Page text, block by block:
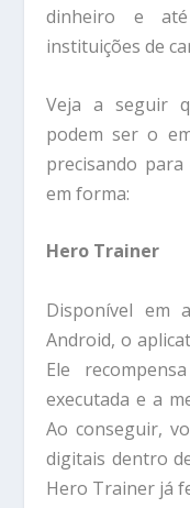
dinheiro e
instituições de
Veja a seguir
podem ser o
precisando
em forma:
Hero Trainer
Disponível em
Android, o
Ele
executada e a
Ao conseguir,
digitais dentro
Hero Trainer já